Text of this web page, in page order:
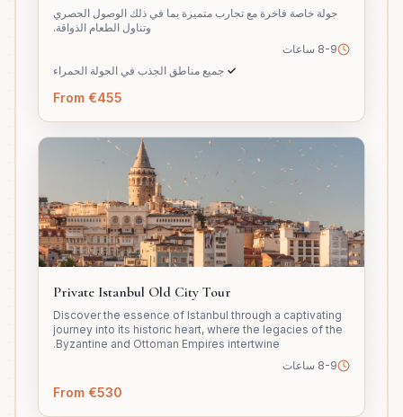
جولة خاصة فاخرة مع تجارب متميزة بما في ذلك الوصول الحصري
وتناول الطعام الذواقة.
8-9 ساعات
✓ جميع مناطق الجذب في الجولة الحمراء
From €455
Private Istanbul Old City Tour
Discover the essence of Istanbul through a captivating
journey into its historic heart, where the legacies of the
Byzantine and Ottoman Empires intertwine.
8-9 ساعات
From €530